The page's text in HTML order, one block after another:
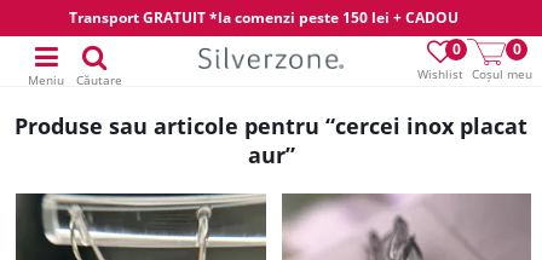
Transport GRATUIT *la comenzi peste 150 lei + CADOU
Wishlist
0
Coșul meu
0
Meniu Căutare
Produse sau articole pentru “cercei inox placat
aur”